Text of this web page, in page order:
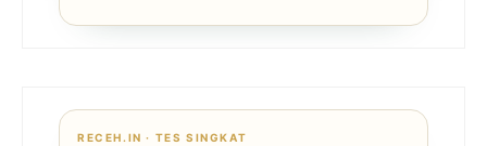
RECEH.IN · TES SINGKAT